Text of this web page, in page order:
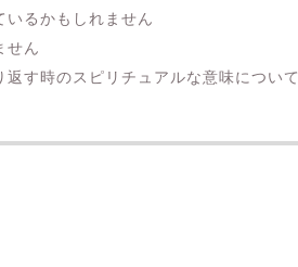
いるかもしれません
せん
返す時のスピリチュアルな意味について